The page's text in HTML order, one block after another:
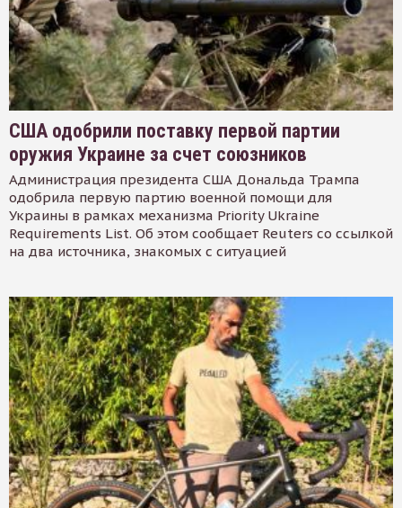
США одобрили поставку первой партии
оружия Украине за счет союзников
Администрация президента США Дональда Трампа
одобрила первую партию военной помощи для
Украины в рамках механизма Priority Ukraine
Requirements List. Об этом сообщает Reuters со ссылкой
на два источника, знакомых с ситуацией